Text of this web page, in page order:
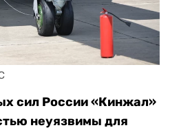
сил России «Кинжал»
неуязвимы для